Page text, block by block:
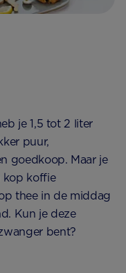
je 1,5 tot 2 liter
puur,
goedkoop. Maar je
kop koffie
thee in de middag
Kun je deze
bent?